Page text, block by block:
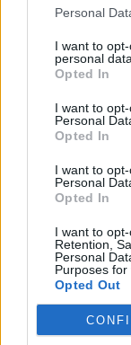
Personal
I want to
personal data.
Opted In
I want to
Personal
Opted In
I want to
Personal
Opted In
I want to
Retention,
Personal
Purposes for
Opted Out
Σκιάθος:
ΣΧΕΤΙΚA
Πρόλαβαν τη